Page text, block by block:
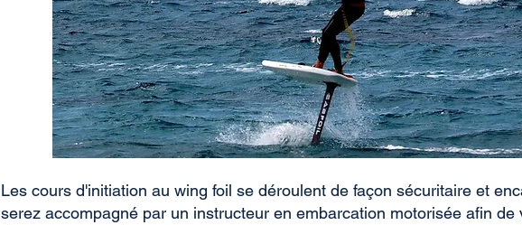
Les cours d'initiation au wing foil se déroulent de façon sécuritaire et
serez accompagné par un instructeur en embarcation motorisée afin de